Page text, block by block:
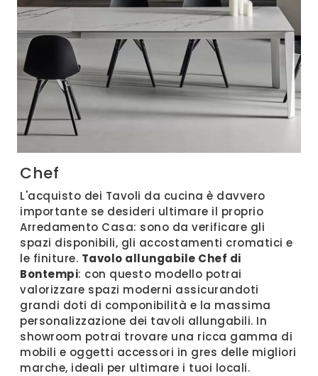
Chef
L'acquisto dei Tavoli da cucina è davvero
importante se desideri ultimare il proprio
Arredamento Casa: sono da verificare gli
spazi disponibili, gli accostamenti cromatici e
le finiture. Tavolo allungabile Chef di
Bontempi: con questo modello potrai
valorizzare spazi moderni assicurandoti
grandi doti di componibilità e la massima
personalizzazione dei tavoli allungabili. In
showroom potrai trovare una ricca gamma di
mobili e oggetti accessori in gres delle migliori
marche, ideali per ultimare i tuoi locali.